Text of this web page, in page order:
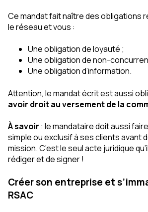
Ce mandat fait naître des obligations
le réseau et vous :
Une obligation de loyauté ;
Une obligation de non-
Une obligation d’information.
Attention, le mandat écrit est aussi
avoir droit au versement de la
À savoir : le mandataire doit aussi
simple ou exclusif à ses clients avant
mission. C’est le seul acte juridique
rédiger et de signer !
Créer son entreprise et
RSAC